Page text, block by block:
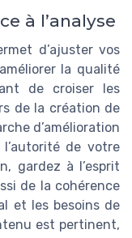
à l’analyse
d’ajuster vos
la qualité
de croiser les
de la création de
d’amélioration
de votre
gardez à l’esprit
de la cohérence
et les besoins de
est pertinent,